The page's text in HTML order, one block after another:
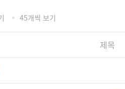
45개씩 보기
제목